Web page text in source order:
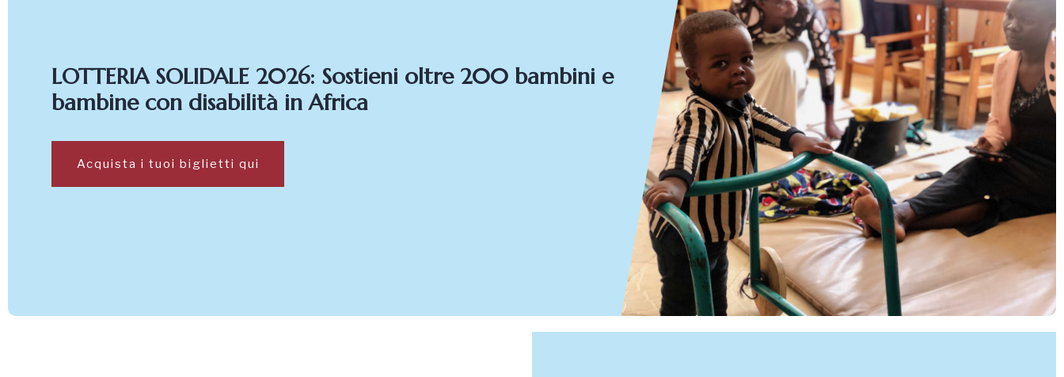
LOTTERIA SOLIDALE 2026: Sostieni oltre 200 bambini e
bambine con disabilità in Africa
Acquista i tuoi biglietti qui